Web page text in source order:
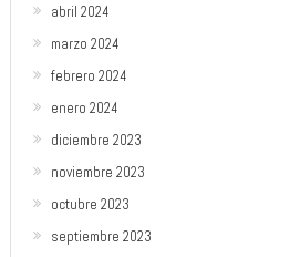
abril 2024
marzo 2024
febrero 2024
enero 2024
diciembre 2023
noviembre 2023
octubre 2023
septiembre 2023